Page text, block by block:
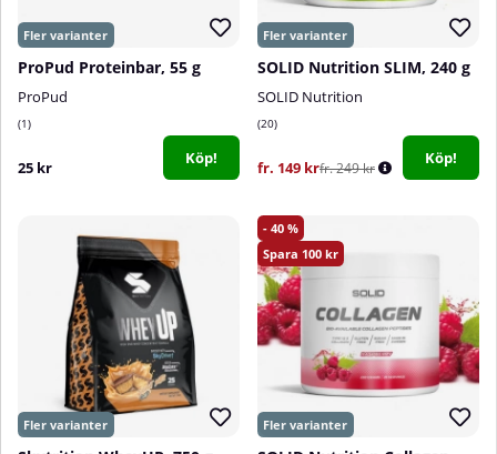
ProPud Proteinbar, 55 g
ProPud
1
25 kr Köp!
SOLID Nutrition SLIM, 240 g
SOLID Nutrition
20
fr. 149 krfr. 249 kr
Köp!
40
100